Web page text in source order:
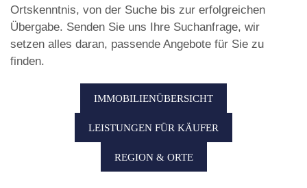
Ortskenntnis, von der Suche bis zur erfolgreichen
Übergabe. Senden Sie uns Ihre Suchanfrage, wir
setzen alles daran, passende Angebote für Sie zu
finden.
IMMOBILIENÜBERSICHT
LEISTUNGEN FÜR KÄUFER
REGION & ORTE